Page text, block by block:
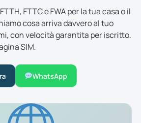
FTTC e FWA per la tua casa o il
cosa arriva davvero al tuo
con velocità garantita per iscritto.
SIM.
WhatsApp